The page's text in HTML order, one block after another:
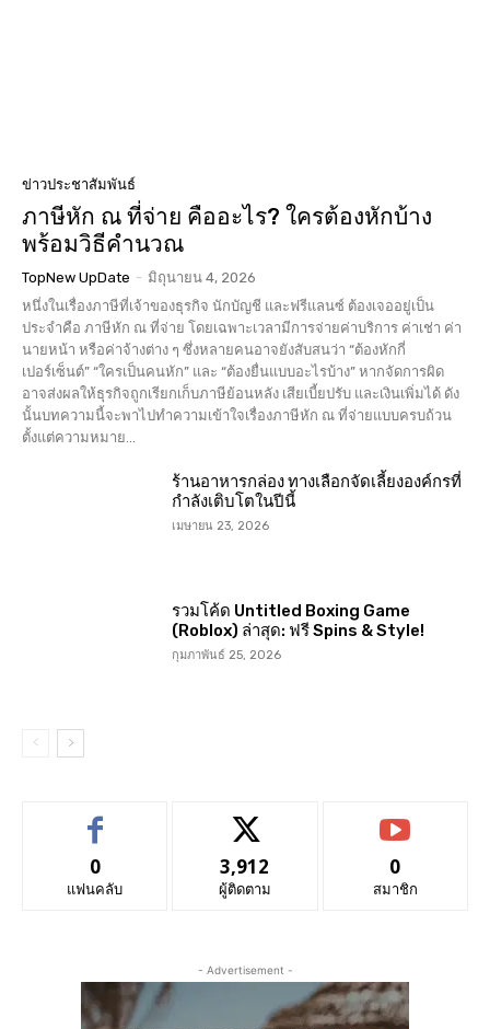
ข่าวประชาสัมพันธ์
ภาษีหัก ณ ที่จ่าย คืออะไร? ใครต้องหักบ้าง
พร้อมวิธีคำนวณ
TopNew UpDate - มิถุนายน 4, 2026
หนึ่งในเรื่องภาษีที่เจ้าของธุรกิจ นักบัญชี และฟรีแลนซ์ ต้องเจออยู่เป็น
ประจำคือ ภาษีหัก ณ ที่จ่าย โดยเฉพาะเวลามีการจ่ายค่าบริการ ค่าเช่า ค่า
นายหน้า หรือค่าจ้างต่าง ๆ ซึ่งหลายคนอาจยังสับสนว่า “ต้องหักกี่
เปอร์เซ็นต์” “ใครเป็นคนหัก” และ “ต้องยื่นแบบอะไรบ้าง” หากจัดการผิด
อาจส่งผลให้ธุรกิจถูกเรียกเก็บภาษีย้อนหลัง เสียเบี้ยปรับ และเงินเพิ่มได้ ดัง
นั้นบทความนี้จะพาไปทำความเข้าใจเรื่องภาษีหัก ณ ที่จ่ายแบบครบถ้วน
ตั้งแต่ความหมาย...
ร้านอาหารกล่อง ทางเลือกจัดเลี้ยงองค์กรที่
กำลังเติบโตในปีนี้
เมษายน 23, 2026
รวมโค้ด Untitled Boxing Game
(Roblox) ล่าสุด: ฟรี Spins & Style!
กุมภาพันธ์ 25, 2026
0
แฟนคลับ
3,912
ผู้ติดตาม
0
สมาชิก
- Advertisement -